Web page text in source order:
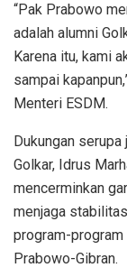
“Pak Prabowo
adalah alumni
Karena itu, kami
sampai
Menteri ESDM.
Dukungan
Golkar, Idrus
mencerminkan
menjaga
program-
Prabowo-Gibran.